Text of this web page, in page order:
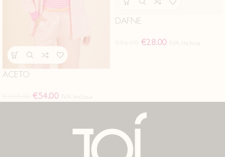
ACETO
€54.00
DAFNE
€28.00